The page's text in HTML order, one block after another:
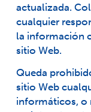
actualizada.
cualquier
la información
sitio Web.
Queda
sitio Web
informáticos, o